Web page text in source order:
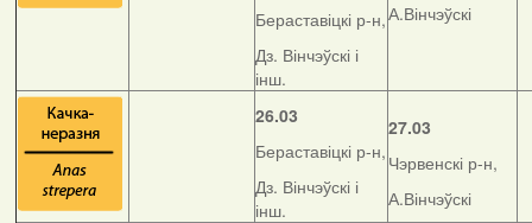
Бераставіцкі р-н,
Дз. Вінчэўскі і
інш.
А.Вінчэўскі
26.03
Бераставіцкі р-н,
Дз. Вінчэўскі і
інш.
27.03
Чэрвенскі р-н,
А.Вінчэўскі